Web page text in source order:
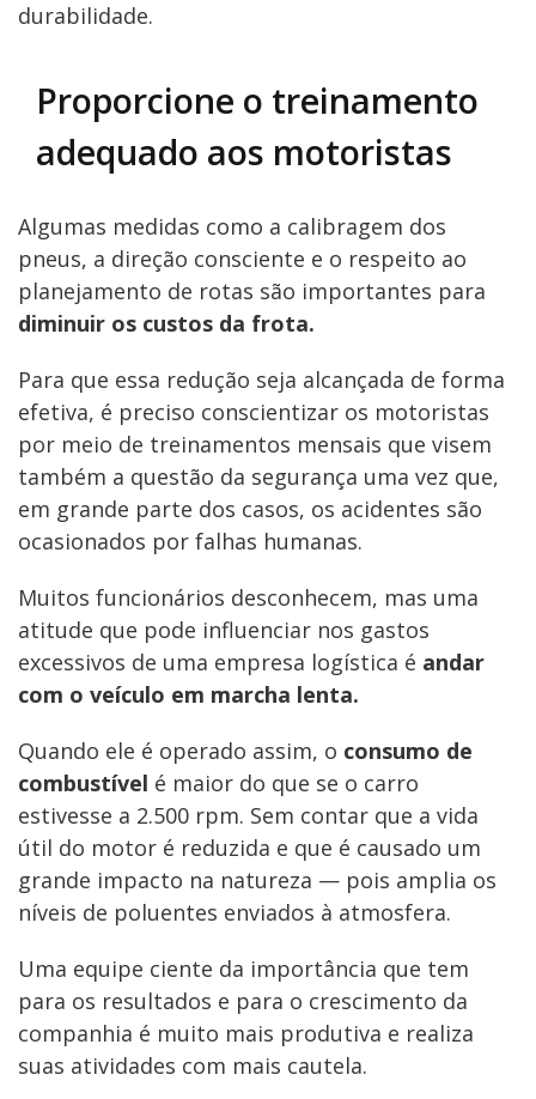
durabilidade.
Proporcione o treinamento
adequado aos motoristas
Algumas medidas como a calibragem dos
pneus, a direção consciente e o respeito ao
planejamento de rotas são importantes para
diminuir os custos da frota.
Para que essa redução seja alcançada de forma
efetiva, é preciso conscientizar os motoristas
por meio de treinamentos mensais que visem
também a questão da segurança uma vez que,
em grande parte dos casos, os acidentes são
ocasionados por falhas humanas.
Muitos funcionários desconhecem, mas uma
atitude que pode influenciar nos gastos
excessivos de uma empresa logística é andar
com o veículo em marcha lenta.
Quando ele é operado assim, o consumo de
combustível é maior do que se o carro
estivesse a 2.500 rpm. Sem contar que a vida
útil do motor é reduzida e que é causado um
grande impacto na natureza — pois amplia os
níveis de poluentes enviados à atmosfera.
Uma equipe ciente da importância que tem
para os resultados e para o crescimento da
companhia é muito mais produtiva e realiza
suas atividades com mais cautela.